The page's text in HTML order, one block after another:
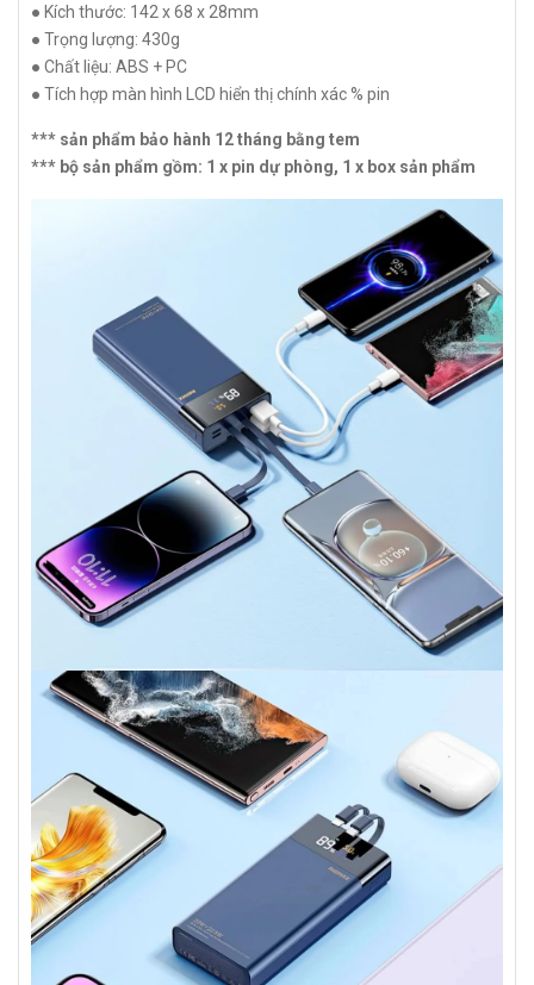
● Kích thước: 142 x 68 x 28mm
● Trọng lượng: 430g
● Chất liệu: ABS + PC
● Tích hợp màn hình LCD hiển thị chính xác % pin
*** sản phẩm bảo hành 12 tháng bằng tem
*** bộ sản phẩm gồm: 1 x pin dự phòng, 1 x box sản phẩm